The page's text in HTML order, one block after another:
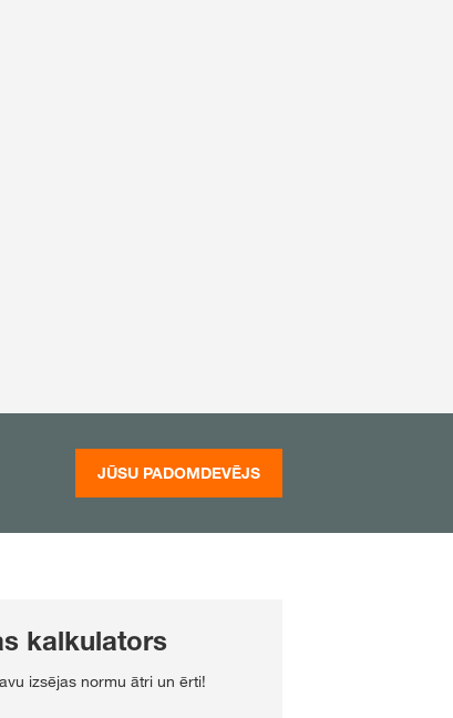
JŪSU PADOMDEVĒJS
kalkulators
izsējas normu ātri un ērti!